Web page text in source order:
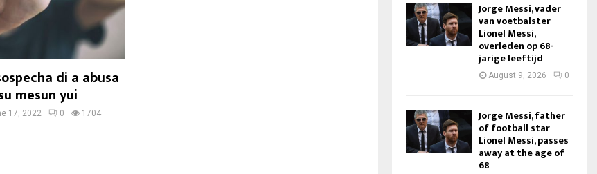
di a abusa
mesun yui
17, 2022 0 1704
Jorge Messi, vader
van voetbalster
Lionel Messi,
overleden op 68-
jarige leeftijd
August 9, 2026 0
Jorge Messi, father
of football star
Lionel Messi, passes
away at the age of
68